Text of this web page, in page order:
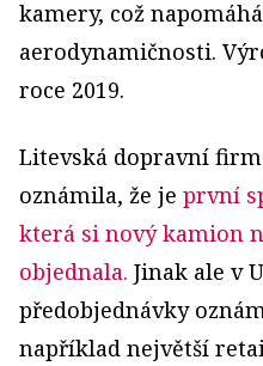
kamery, což
aerodynamičnosti.
roce 2019.
Litevská dopravní
oznámila, že je první
která si nový kamion
objednala. Jinak ale v
předobjednávky
například největší